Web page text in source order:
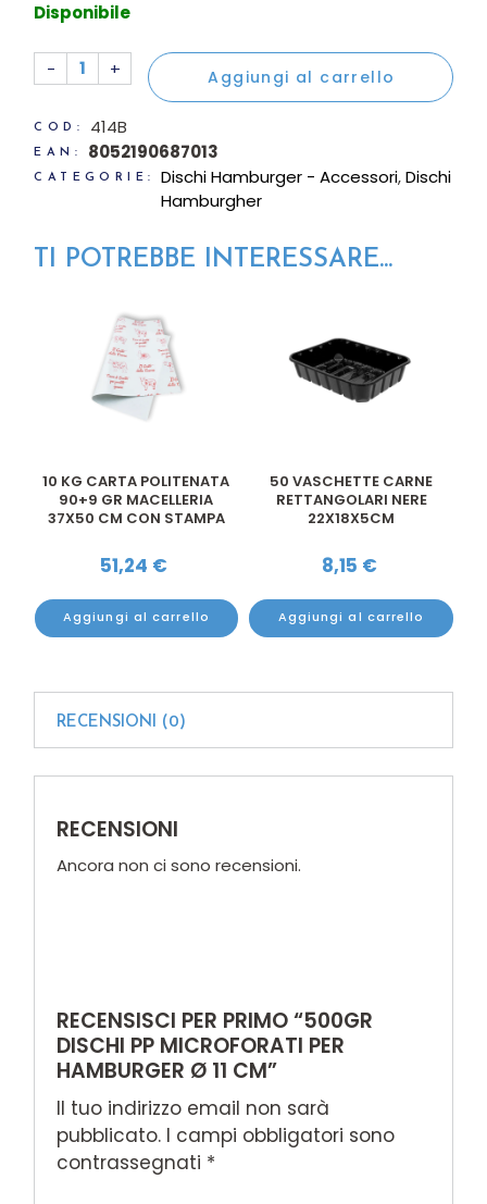
Disponibile
500gr Dischi PP microforati per hamburger Ø 11 cm
- + Aggiungi al carrello
COD: 414B
EAN: 8052190687013
CATEGORIE: Dischi Hamburger - Accessori,Dischi
Hamburgher
TI POTREBBE INTERESSARE...
10 KG CARTA POLITENATA
90+9 GR MACELLERIA
37X50 CM CON STAMPA
51,24 €
Aggiungi al carrello
50 VASCHETTE CARNE
RETTANGOLARI NERE
22X18X5CM
8,15 €
Aggiungi al carrello
RECENSIONI (0)
RECENSIONI
Ancora non ci sono recensioni.
RECENSISCI PER PRIMO “500GR
DISCHI PP MICROFORATI PER
HAMBURGER Ø 11 CM”
Il tuo indirizzo email non sarà
pubblicato. I campi obbligatori sono
contrassegnati *